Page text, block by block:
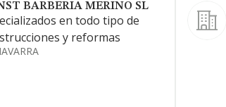
BARBERIA MERINO SL
en todo tipo de
y reformas